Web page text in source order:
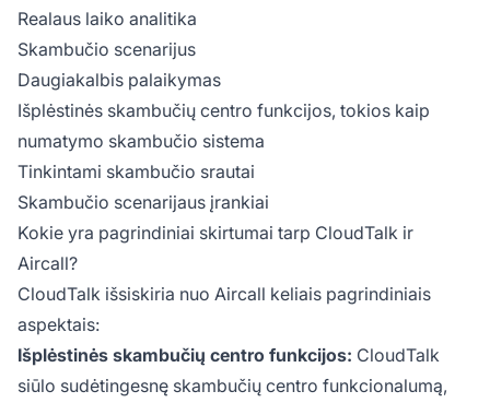
Realaus laiko analitika
Skambučio scenarijus
Daugiakalbis palaikymas
Išplėstinės skambučių centro funkcijos, tokios kaip
numatymo skambučio sistema
Tinkintami skambučio srautai
Skambučio scenarijaus įrankiai
Kokie yra pagrindiniai skirtumai tarp CloudTalk ir
Aircall?
CloudTalk išsiskiria nuo Aircall keliais pagrindiniais
aspektais:
Išplėstinės skambučių centro funkcijos: CloudTalk
siūlo sudėtingesnę skambučių centro funkcionalumą,